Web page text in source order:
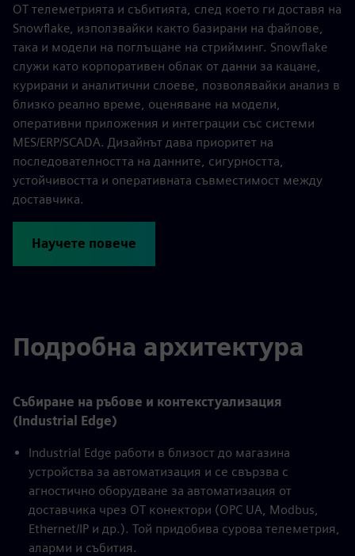
OT телеметрията и събитията, след което ги доставя на
Snowflake, използвайки както базирани на файлове,
така и модели на поглъщане на стрийминг. Snowflake
служи като корпоративен облак от данни за кацане,
курирани и аналитични слоеве, позволявайки анализ в
близко реално време, оценяване на модели,
оперативни приложения и интеграции със системи
MES/ERP/SCADA. Дизайнът дава приоритет на
последователността на данните, сигурността,
устойчивостта и оперативната съвместимост между
доставчика.
Научете повече
Подробна архитектура
Събиране на ръбове и контекстуализация
(Industrial Edge)
Industrial Edge работи в близост до магазина
устройства за автоматизация и се свързва с
агностично оборудване за автоматизация от
доставчика чрез OT конектори (OPC UA, Modbus,
Ethernet/IP и др.). Той придобива сурова телеметрия,
аларми и събития.